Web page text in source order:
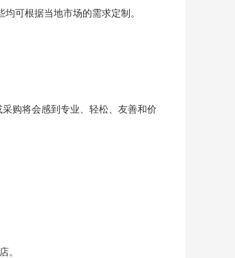
可根据当地市场的需求定制。
购将会感到专业、轻松、友善和价
。